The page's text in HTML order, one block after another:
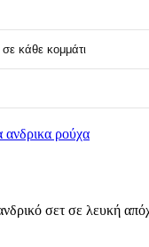
κάθε κομμάτι
ανδρικα ρούχα
σετ σε λευκή